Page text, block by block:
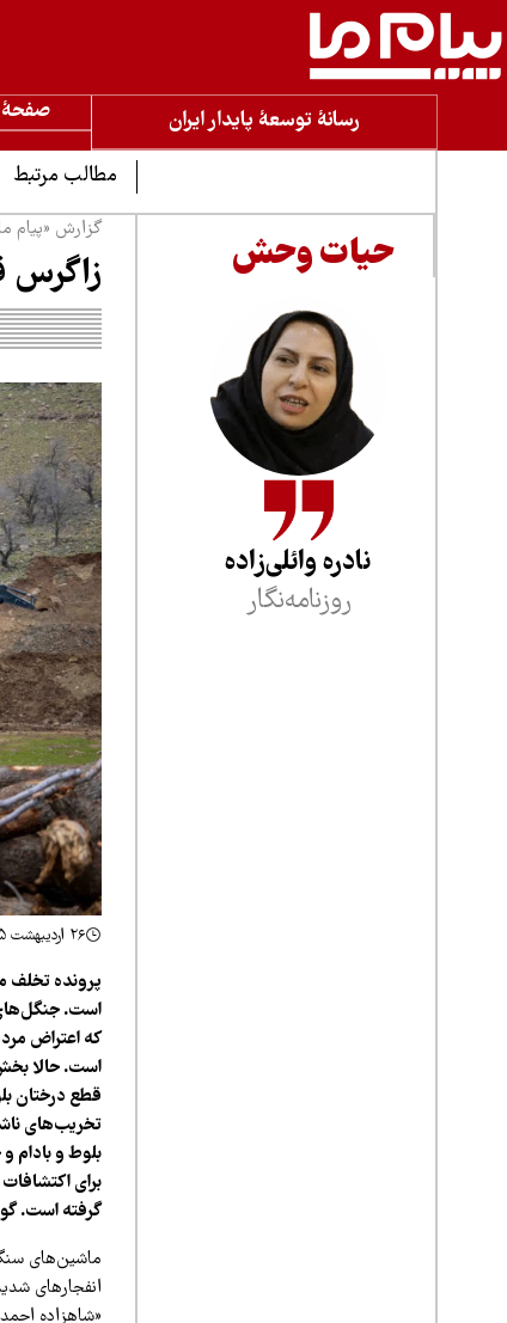
رسانۀ توسعۀ پایدار ایران
مطالب مرتبط
حیات وحش
نادره وائلی‌زاده
روزنامه‌نگار
گزارش «پیام
زاگرس
۲۶ اردیبهشت ۱۴۰۵، ۲۱:۳۸
پرونده
است.
که اعتراض
است. حالا
قطع درختان
بلوط و
برای
گرفته است.
ماشین‌های
انفجارهای
«شاهزاده